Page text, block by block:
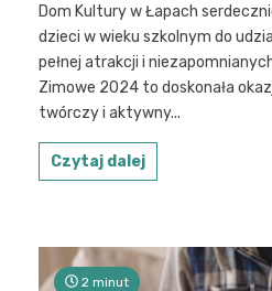
Dom Kultury w Łapach
dzieci w wieku szkolnym do
pełnej atrakcji i
Zimowe 2024 to doskonała
twórczy i aktywny...
Czytaj dalej
2 minut